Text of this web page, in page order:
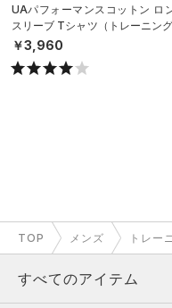
UAパフォーマンスコットン ロ
スリーブ Tシャツ（トレーニング
EN）
￥3,960
TOP メンズ トレー
すべてのアイテム